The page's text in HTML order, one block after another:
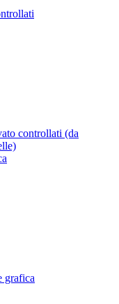
controllati (da
grafica